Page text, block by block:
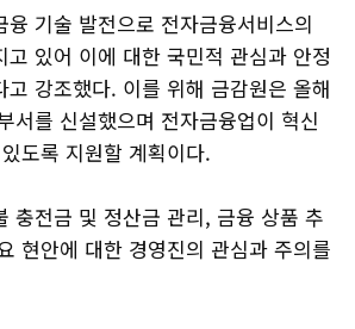
융 기술 발전으로 전자금융서비스의
고 있어 이에 대한 국민적 관심과 안정
고 강조했다. 이를 위해 금감원은 올해
서를 신설했으며 전자금융업이 혁신
도록 지원할 계획이다.
충전금 및 정산금 관리, 금융 상품 추
현안에 대한 경영진의 관심과 주의를